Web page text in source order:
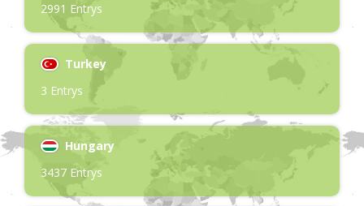
2991 Entrys
Turkey
3 Entrys
Hungary
3437 Entrys